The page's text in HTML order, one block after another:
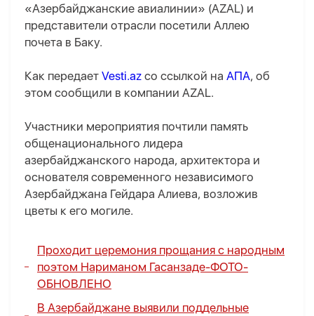
«Азербайджанские авиалинии» (AZAL) и
представители отрасли посетили Аллею
почета в Баку.
Как передает Vesti.az со ссылкой на АПА, об
этом сообщили в компании AZAL.
Участники мероприятия почтили память
общенационального лидера
азербайджанского народа, архитектора и
основателя современного независимого
Азербайджана Гейдара Алиева, возложив
цветы к его могиле.
Проходит церемония прощания с народным
поэтом Нариманом Гасанзаде-ФОТО-
ОБНОВЛЕНО
В Азербайджане выявили поддельные